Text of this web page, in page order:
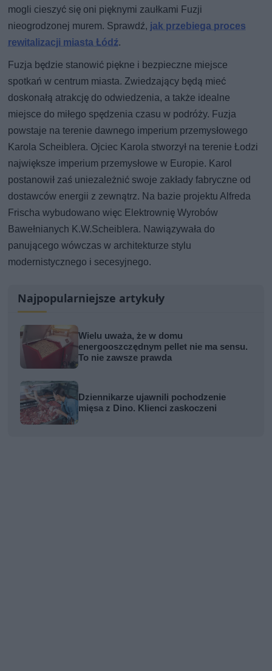
mogli cieszyć się oni pięknymi zaułkami Fuzji
nieogrodzonej murem. Sprawdź, jak przebiega proces
rewitalizacji miasta Łódź.
Fuzja będzie stanowić piękne i bezpieczne miejsce
spotkań w centrum miasta. Zwiedzający będą mieć
doskonałą atrakcję do odwiedzenia, a także idealne
miejsce do miłego spędzenia czasu w podróży. Fuzja
powstaje na terenie dawnego imperium przemysłowego
Karola Scheiblera. Ojciec Karola stworzył na terenie Łodzi
największe imperium przemysłowe w Europie. Karol
postanowił zaś uniezależnić swoje zakłady fabryczne od
dostawców energii z zewnątrz. Na bazie projektu Alfreda
Frischa wybudowano więc Elektrownię Wyrobów
Bawełnianych K.W.Scheiblera. Nawiązywała do
panującego wówczas w architekturze stylu
modernistycznego i secesyjnego.
Najpopularniejsze artykuły
Wielu uważa, że w domu
energooszczędnym pellet nie ma sensu.
To nie zawsze prawda
Dziennikarze ujawnili pochodzenie
mięsa z Dino. Klienci zaskoczeni